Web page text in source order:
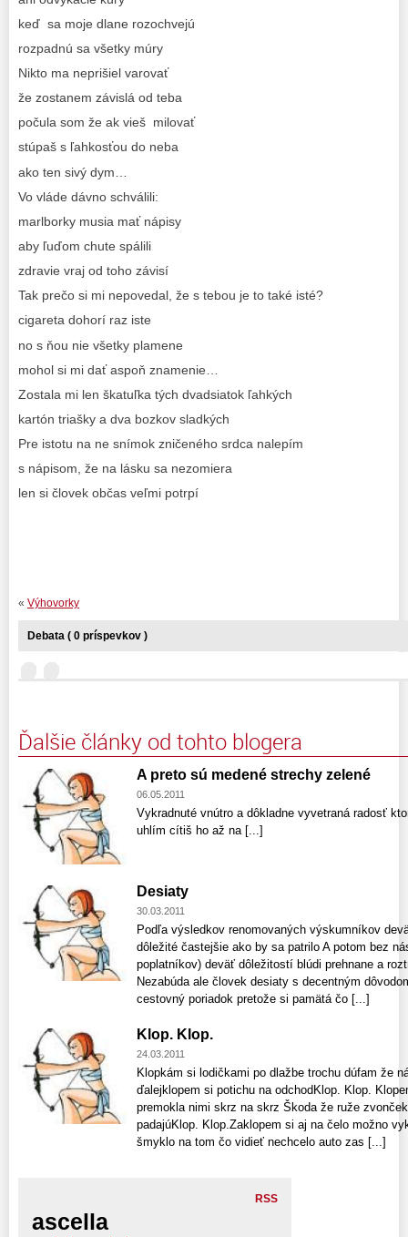
keď sa moje dlane rozochvejú
rozpadnú sa všetky múry
Nikto ma neprišiel varovať
že zostanem závislá od teba
počula som že ak vieš milovať
stúpaš s ľahkosťou do neba
ako ten sivý dym…
Vo vláde dávno schválili:
marlborky musia mať nápisy
aby ľuďom chute spálili
zdravie vraj od toho závisí
Tak prečo si mi nepovedal, že s tebou je to také isté?
cigareta dohorí raz iste
no s ňou nie všetky plamene
mohol si mi dať aspoň znamenie…
Zostala mi len škatuľka tých dvadsiatok ľahkých
kartón triašky a dva bozkov sladkých
Pre istotu na ne snímok zničeného srdca nalepím
s nápisom, že na lásku sa nezomiera
len si človek občas veľmi potrpí
« Výhovorky
Debata ( 0 príspevkov )
Ďalšie články od tohto blogera
A preto sú medené strechy zelené
06.05.2011
Vykradnuté vnútro a dôkladne vyvetraná radosť
uhlím cítiš ho až na [...]
Desiaty
30.03.2011
Podľa výsledkov renomovaných výskumníkov
dôležité častejšie ako by sa patrilo A potom bez
poplatníkov) deväť dôležitostí blúdi prehnane a
Nezabúda ale človek desiaty s decentným
cestovný poriadok pretože si pamätá čo [...]
Klop. Klop.
24.03.2011
Klopkám si lodičkami po dlažbe trochu dúfam že
ďalejklopem si potichu na odchodKlop. Klop.
premokla nimi skrz na skrz Škoda že ruže
padajúKlop. Klop.Zaklopem si aj na čelo možno
šmyklo na tom čo vidieť nechcelo auto zas [...]
RSS
ascella